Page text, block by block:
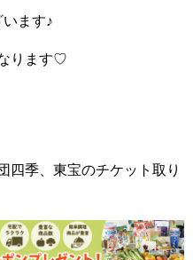
ます♪
ります♡
四季、東宝のチケット取り